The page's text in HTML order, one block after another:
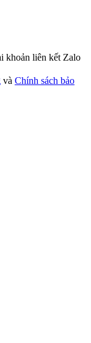
khoản liên kết Zalo
và Chính sách bảo